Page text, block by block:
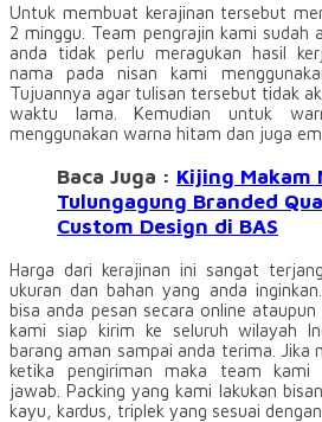
Untuk membuat kerajinan tersebut
2 minggu. Team pengrajin kami sudah
anda tidak perlu meragukan hasil
nama pada nisan kami
Tujuannya agar tulisan tersebut tidak
waktu lama. Kemudian untuk
menggunakan warna hitam dan juga
Baca Juga : Kijing Makam
Tulungagung Branded
Custom Design di BAS
Harga dari kerajinan ini sangat
ukuran dan bahan yang anda
bisa anda pesan secara online
kami siap kirim ke seluruh wilayah
barang aman sampai anda terima. Jika
ketika pengiriman maka team kami
jawab. Packing yang kami lakukan
kayu, kardus, triplek yang sesuai